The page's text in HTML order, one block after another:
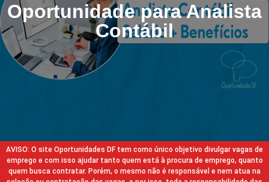
Oportunidade para Analista
Contábil
AVISO: O site Oportunidades DF tem como único objetivo divulgar vagas de
emprego e com isso ajudar tanto quem está à procura de emprego, quanto
quem busca contratar. Porém, o mesmo não é responsável e nem atua na